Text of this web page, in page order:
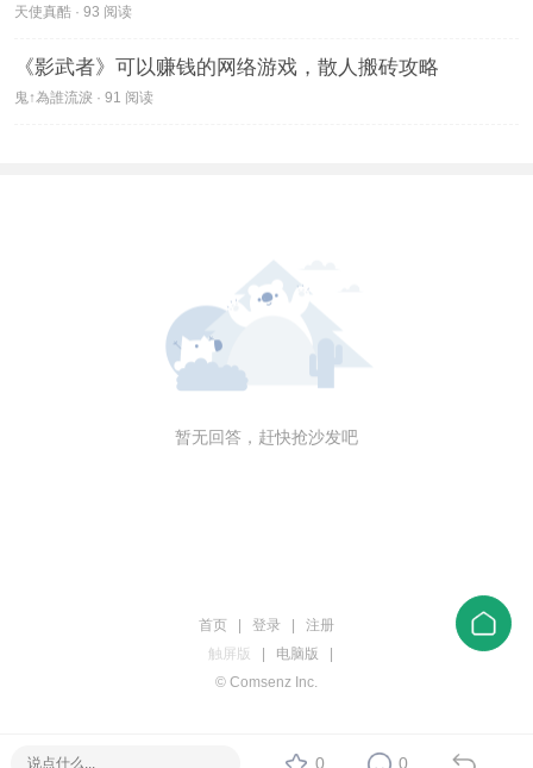
天使真酷 · 93 阅读
《影武者》可以赚钱的网络游戏，散人搬砖攻略
鬼↑為誰流淚 · 91 阅读
暂无回答，赶快抢沙发吧
0 0
首页 登录
注册
触屏版
电脑版
© Comsenz Inc.